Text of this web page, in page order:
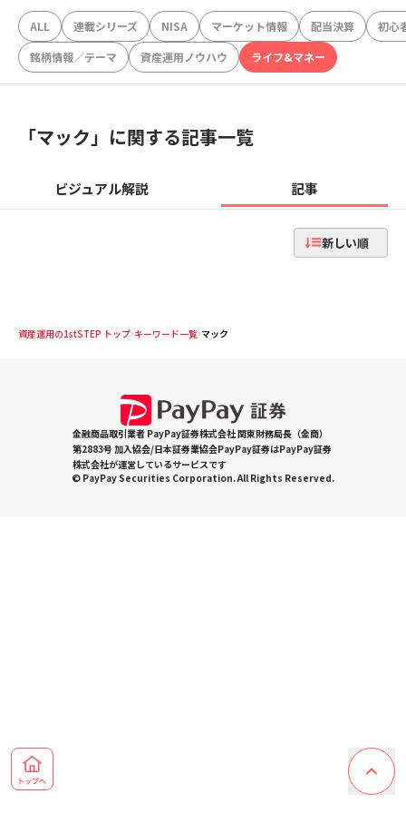
ALL 連載シリーズ NISA マーケット情報 配当決算
初心
銘柄情報／テーマ
資産運用ノウハウ ライフ&マネー
「マック」に関する記事一覧
ビジュアル解説 記事
新しい順
資産運用の1stSTEP トップ キーワード一覧 マック
金融商品取引業者 PayPay証券株式会社 関東財務局長（金商）
第2883号 加入協会/日本証券業協会PayPay証券はPayPay証券
株式会社が運営しているサービスです
© PayPay Securities Corporation. All Rights Reserved.